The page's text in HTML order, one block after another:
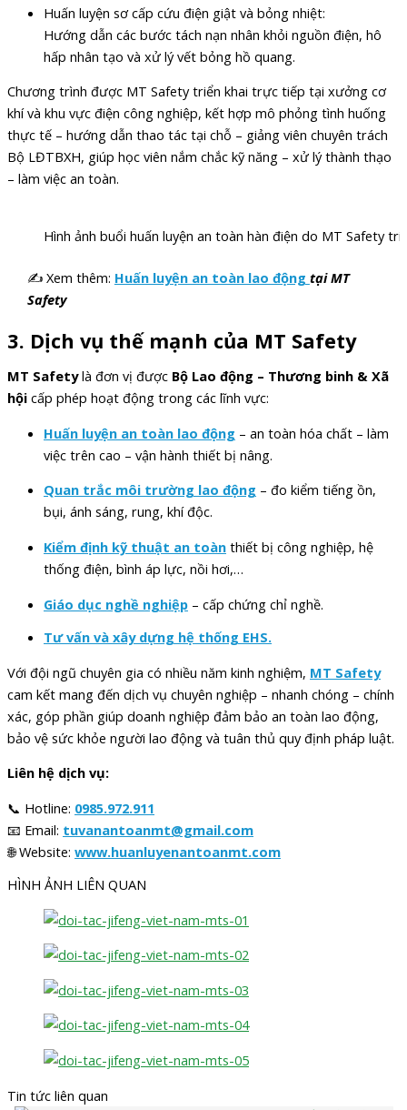
Huấn luyện sơ cấp cứu điện giật và bỏng nhiệt:
Hướng dẫn các bước tách nạn nhân khỏi nguồn điện, hô
hấp nhân tạo và xử lý vết bỏng hồ quang.
Chương trình được MT Safety triển khai trực tiếp tại xưởng cơ
khí và khu vực điện công nghiệp, kết hợp mô phỏng tình huống
thực tế – hướng dẫn thao tác tại chỗ – giảng viên chuyên trách
Bộ LĐTBXH, giúp học viên nắm chắc kỹ năng – xử lý thành thạo
– làm việc an toàn.
Hình ảnh buổi huấn luyện an toàn hàn điện do MT Safety
✍ Xem thêm: Huấn luyện an toàn lao động tại MT
Safety
3. Dịch vụ thế mạnh của MT Safety
MT Safetylà đơn vị được Bộ Lao động – Thương binh & Xã
hội cấp phép hoạt động trong các lĩnh vực:
Huấn luyện an toàn lao động – an toàn hóa chất – làm
việc trên cao – vận hành thiết bị nâng.
Quan trắc môi trường lao động – đo kiểm tiếng ồn,
bụi, ánh sáng, rung, khí độc.
Kiểm định kỹ thuật an toàn thiết bị công nghiệp, hệ
thống điện, bình áp lực, nồi hơi,…
Giáo dục nghề nghiệp – cấp chứng chỉ nghề.
Tư vấn và xây dựng hệ thống EHS.
Với đội ngũ chuyên gia có nhiều năm kinh nghiệm, MT Safety
cam kết mang đến dịch vụ chuyên nghiệp – nhanh chóng – chính
xác, góp phần giúp doanh nghiệp đảm bảo an toàn lao động,
bảo vệ sức khỏe người lao động và tuân thủ quy định pháp luật.
Liên hệ dịch vụ:
📞 Hotline: 0985.972.911
📧 Email: tuvanantoanmt@gmail.com
🌐 Website: www.huanluyenantoanmt.com
HÌNH ẢNH LIÊN QUAN
Tin tức liên quan